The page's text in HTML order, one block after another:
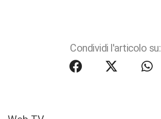
Condividi l'articolo su: